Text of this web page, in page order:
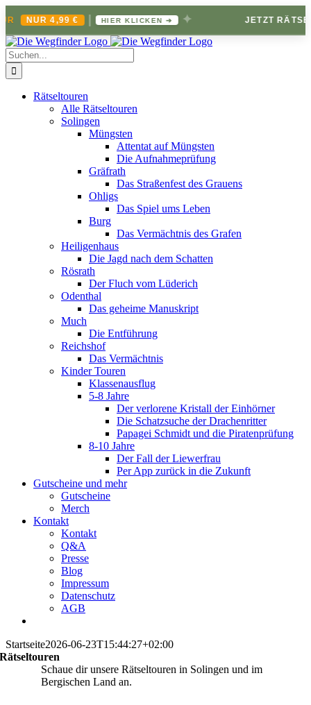
4,99 € | HIER KLICKEN ➔ ✦ JETZT
Zum
Inhalt
springen
Suche
nach:
Rätseltouren
Alle Rätseltouren
Solingen
Müngsten
Attentat auf Müngsten
Die Aufnahmeprüfung
Gräfrath
Das Straßenfest des Grauens
Ohligs
Das Spiel ums Leben
Burg
Das Vermächtnis des Grafen
Heiligenhaus
Die Jagd nach dem Schatten
Rösrath
Der Fluch vom Lüderich
Odenthal
Das geheime Manuskript
Much
Die Entführung
Reichshof
Das Vermächtnis
Kinder Touren
Klassenausflug
5-8 Jahre
Der verlorene Kristall der Einhörner
Die Schatzsuche der Drachenritter
Papagei Schmidt und die Piratenprüfung
8-10 Jahre
Der Fall der Liewerfrau
Per App zurück in die Zukunft
Gutscheine und mehr
Gutscheine
Merch
Kontakt
Kontakt
Q&A
Presse
Blog
Impressum
Datenschutz
AGB
Startseite2026-06-23T15:44:27+02:00
Rätseltouren
Schaue dir unsere Rätseltouren in Solingen und im
Bergischen Land an.